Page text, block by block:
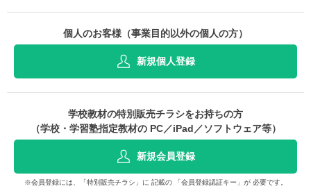
個人のお客様（事業目的以外の個人の方）
新規個人登録
学校教材の特別販売チラシをお持ちの方
（学校・学習塾指定教材の PC／iPad／ソフトウェア等）
新規会員登録
※会員登録には、「特別販売チラシ」に 記載の 「会員登録認証キー」が 必要です。